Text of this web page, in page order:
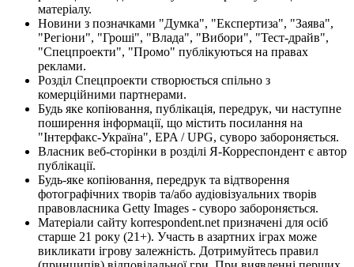
матеріалу.
Новини з позначками "Думка", "Експертиза", "Заява",
"Регіони", "Гроші", "Влада", "Вибори", "Тест-драйв",
"Спецпроекти", "Промо" публікуються на правах
реклами.
Розділ Спецпроекти створюється спільно з
комерційними партнерами.
Будь яке копіювання, публікація, передрук, чи наступне
поширення інформації, що містить посилання на
"Інтерфакс-Україна", EPA / UPG, суворо забороняється.
Власник веб-сторінки в розділі Я-Корреспондент є автор
публікації.
Будь-яке копіювання, передрук та відтворення
фотографічних творів та/або аудіовізуальних творів
правовласника Getty Images - суворо забороняється.
Матеріали сайту korrespondent.net призначені для осіб
старше 21 року (21+). Участь в азартних іграх може
викликати ігрову залежність. Дотримуйтесь правил